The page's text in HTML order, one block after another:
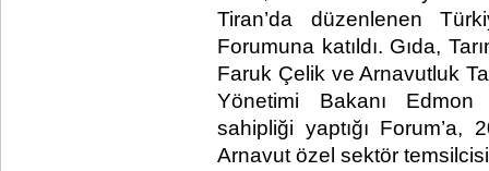
Tiran’da düzenlenen
Forumuna katıldı. Gıda,
Faruk Çelik ve Arnavutluk
Yönetimi Bakanı
sahipliği yaptığı Forum’a,
Arnavut özel sektör temsilcisi